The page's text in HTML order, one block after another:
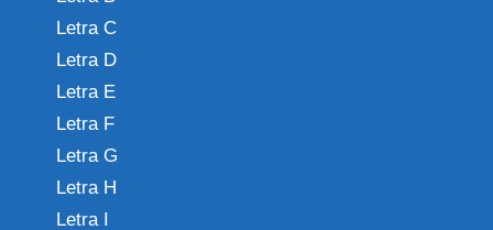
Letra C
Letra D
Letra E
Letra F
Letra G
Letra H
Letra I